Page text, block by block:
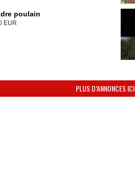
poulain
EUR
PLUS D’ANNONCES ICI